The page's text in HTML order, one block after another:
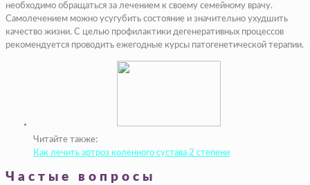
необходимо обращаться за лечением к своему семейному врачу.
Самолечением можно усугубить состояние и значительно ухудшить
качество жизни. С целью профилактики дегенеративных процессов
рекомендуется проводить ежегодные курсы патогенетической терапии.
Читайте также:
Как лечить артроз коленного сустава 2 степени
Частые вопросы